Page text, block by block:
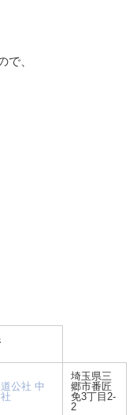
で、
公社 中
埼玉県三
郷市番匠
免3丁目2-
2